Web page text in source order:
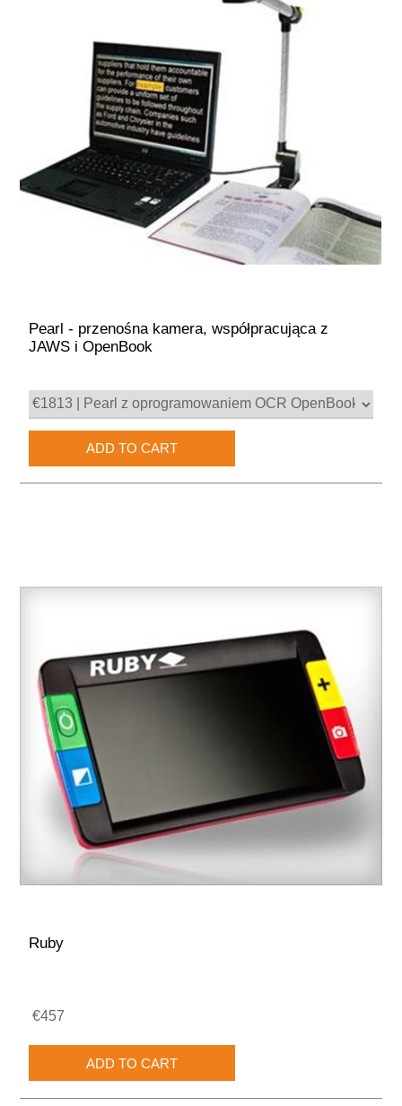
Pearl - przenośna kamera, współpracująca z
JAWS i OpenBook
Ruby
€457